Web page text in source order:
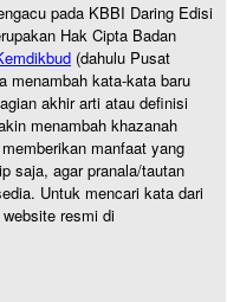
pada KBBI Daring Edisi
Hak Cipta Badan
(dahulu Pusat
menambah kata-kata baru
akhir arti atau definisi
menambah khazanah
manfaat yang
saja, agar pranala/tautan
Untuk mencari kata dari
resmi di